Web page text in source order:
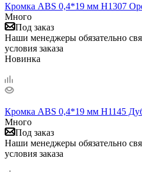
Кромка ABS 0,4*19 мм H1307
Много
Под заказ
Наши менеджеры обязательно
условия заказа
Новинка
Кромка ABS 0,4*19 мм H1145
Много
Под заказ
Наши менеджеры обязательно
условия заказа